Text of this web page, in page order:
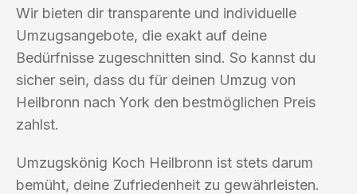
Wir bieten dir transparente und individuelle
Umzugsangebote, die exakt auf deine
Bedürfnisse zugeschnitten sind. So kannst du
sicher sein, dass du für deinen Umzug von
Heilbronn nach York den bestmöglichen Preis
zahlst.
Umzugskönig Koch Heilbronn ist stets darum
bemüht, deine Zufriedenheit zu gewährleisten.